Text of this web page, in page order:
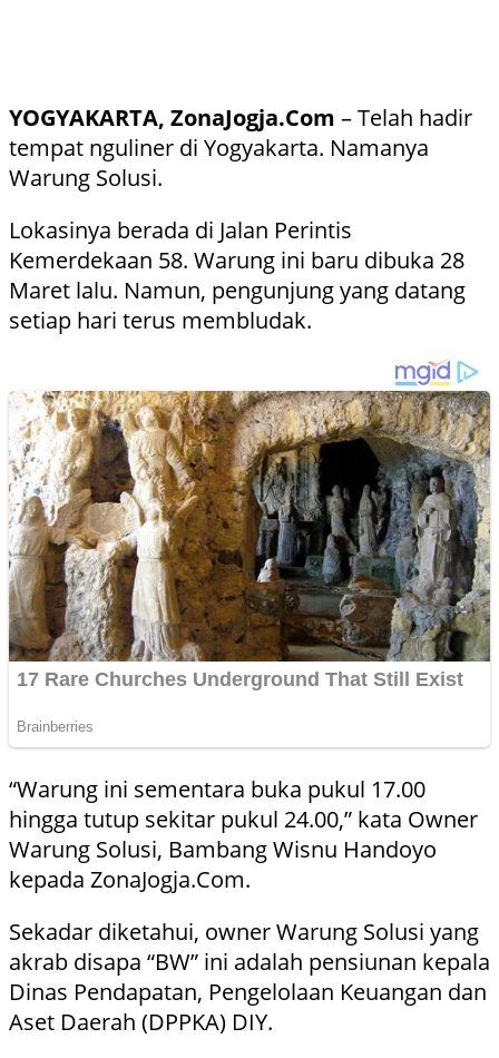
YOGYAKARTA, ZonaJogja.Com – Telah hadir
tempat nguliner di Yogyakarta. Namanya
Warung Solusi.
Lokasinya berada di Jalan Perintis
Kemerdekaan 58. Warung ini baru dibuka 28
Maret lalu. Namun, pengunjung yang datang
setiap hari terus membludak.
“Warung ini sementara buka pukul 17.00
hingga tutup sekitar pukul 24.00,” kata Owner
Warung Solusi, Bambang Wisnu Handoyo
kepada ZonaJogja.Com.
Sekadar diketahui, owner Warung Solusi yang
akrab disapa “BW” ini adalah pensiunan kepala
Dinas Pendapatan, Pengelolaan Keuangan dan
Aset Daerah (DPPKA) DIY.